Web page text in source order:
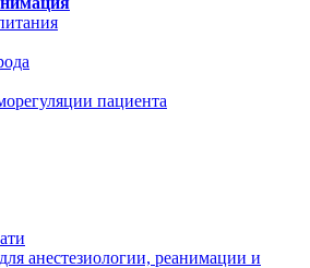
пациента
анестезиологии, реанимации и